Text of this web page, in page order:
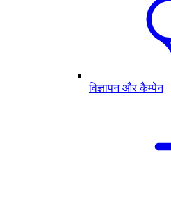
विज्ञापन और कैम्पेन